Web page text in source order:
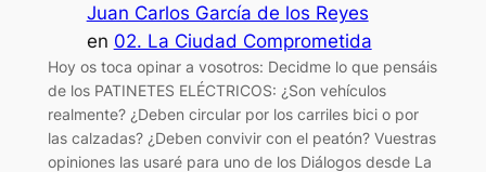
Juan Carlos García de los Reyes
en 02. La Ciudad Comprometida
Hoy os toca opinar a vosotros: Decidme lo que pensáis
de los PATINETES ELÉCTRICOS: ¿Son vehículos
realmente? ¿Deben circular por los carriles bici o por
las calzadas? ¿Deben convivir con el peatón? Vuestras
opiniones las usaré para uno de los Diálogos desde La